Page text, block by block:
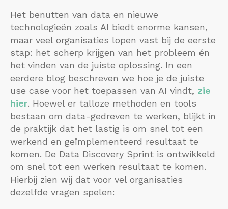
Het benutten van data en nieuwe
technologieën zoals AI biedt enorme kansen,
maar veel organisaties lopen vast bij de eerste
stap: het scherp krijgen van het probleem én
het vinden van de juiste oplossing. In een
eerdere blog beschreven we hoe je de juiste
use case voor het toepassen van AI vindt, zie
hier. Hoewel er talloze methoden en tools
bestaan om data-gedreven te werken, blijkt in
de praktijk dat het lastig is om snel tot een
werkend en geïmplementeerd resultaat te
komen. De Data Discovery Sprint is ontwikkeld
om snel tot een werken resultaat te komen.
Hierbij zien wij dat voor vel organisaties
dezelfde vragen spelen: